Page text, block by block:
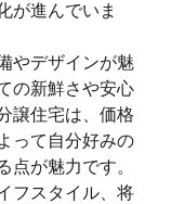
が進んでいま
やデザインが魅
の新鮮さや安心
譲住宅は、価格
って自分好みの
点が魅力です。
フスタイル、将